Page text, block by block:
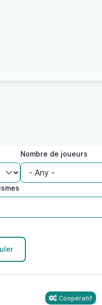
Nombre de joueurs
Coopératif